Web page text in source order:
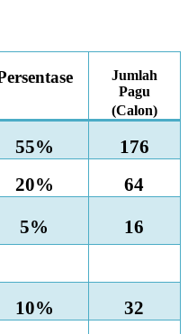
Jumlah
Pagu
(Calon)
55% 176
20% 64
5% 16
10% 32